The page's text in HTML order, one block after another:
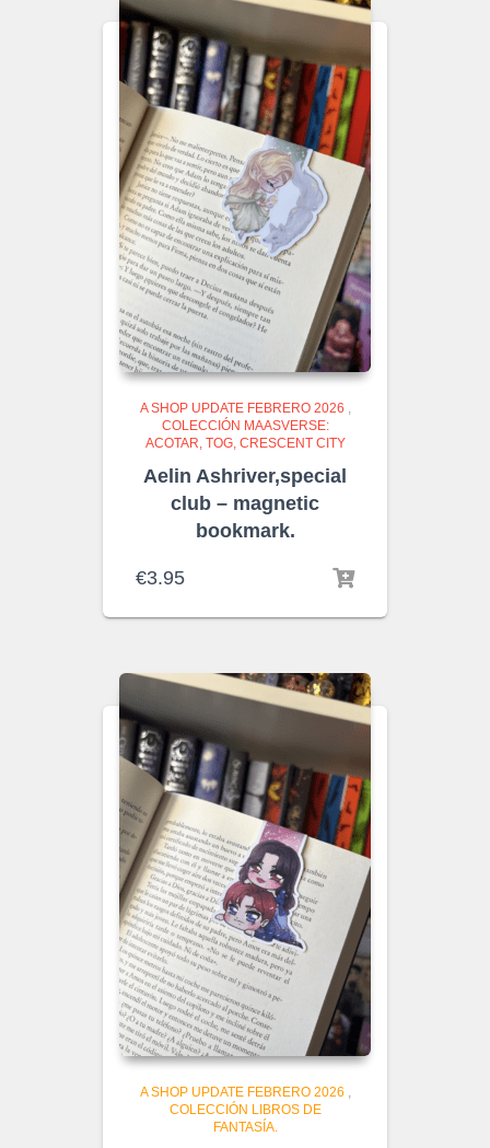
A SHOP UPDATE FEBRERO 2026 ,
COLECCIÓN MAASVERSE:
ACOTAR, TOG, CRESCENT CITY
Aelin Ashriver,special
club – magnetic
bookmark.
€3.95
A SHOP UPDATE FEBRERO 2026 ,
COLECCIÓN LIBROS DE
FANTASÍA.